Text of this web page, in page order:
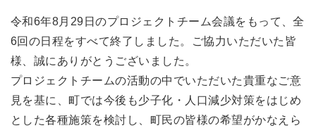
令和6年8月29日のプロジェクトチーム会議をもって、全
6回の日程をすべて終了しました。ご協力いただいた皆
様、誠にありがとうございました。
プロジェクトチームの活動の中でいただいた貴重なご意
見を基に、町では今後も少子化・人口減少対策をはじめ
とした各種施策を検討し、町民の皆様の希望がかなえら